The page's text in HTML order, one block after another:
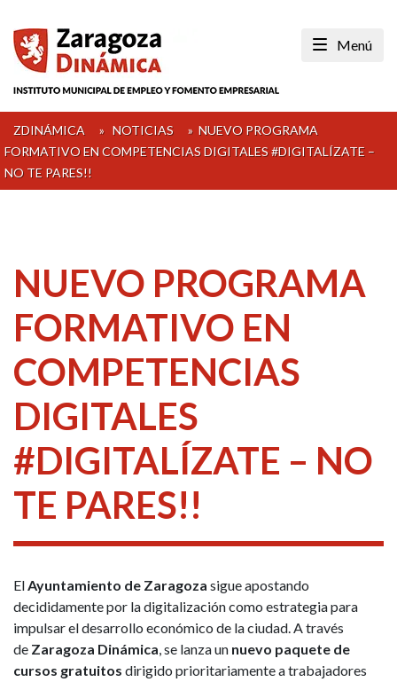
content
Menú
ZDINÁMICA » NOTICIAS » NUEVO PROGRAMA
FORMATIVO EN COMPETENCIAS DIGITALES #DIGITALÍZATE –
NO TE PARES!!
NUEVO PROGRAMA
FORMATIVO EN
COMPETENCIAS
DIGITALES
#DIGITALÍZATE – NO
TE PARES!!
ElAyuntamiento de Zaragoza sigue apostando
decididamente por la digitalización como estrategia para
impulsar el desarrollo económico de la ciudad. A través
de Zaragoza Dinámica, se lanza un nuevo paquete de
cursos gratuitos dirigido prioritariamente a trabajadores